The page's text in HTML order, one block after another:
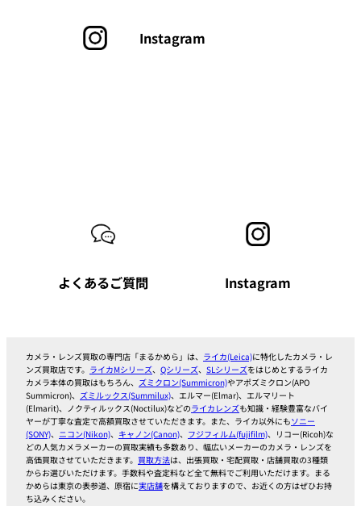
Instagram
よくあるご質問 Instagram
カメラ・レンズ買取の専門店「まるかめら」は、 ライカ(Leica)に特化したカメラ・レ
ンズ買取店です。 ライカMシリーズ、 Qシリーズ、 SLシリーズをはじめとするライカ
カメラ本体の買取はもちろん、 ズミクロン(Summicron)やアポズミクロン(APO
Summicron)、 ズミルックス(Summilux)、エルマー(Elmar)、エルマリート
(Elmarit)、ノクティルックス(Noctilux)などのライカレンズも知識・経験豊富なバイ
ヤーが丁寧な査定で高額買取させていただきます。また、ライカ以外にもソニー
(SONY)、 ニコン(Nikon)、 キャノン(Canon)、 フジフィルム(fujifilm)、リコー(Ricoh)な
どの人気カメラメーカーの買取実績も多数あり、幅広いメーカーのカメラ・レンズを
高価買取させていただきます。 買取方法は、出張買取・宅配買取・店舗買取の3種類
からお選びいただけます。手数料や査定料など全て無料でご利用いただけます。まる
かめらは東京の表参道、原宿に実店舗を構えておりますので、お近くの方はぜひお持
ち込みください。